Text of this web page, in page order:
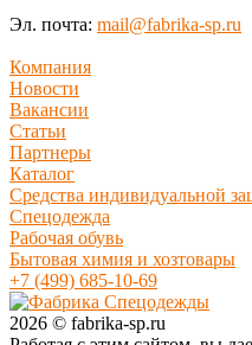
Эл. почта: mail@fabrika-sp.ru
Компания
Новости
Вакансии
Статьи
Партнеры
Каталог
Средства индивидуальной
Спецодежда
Рабочая обувь
Бытовая химия и хозтовары
+7 (499) 685-10-69
2026 © fabrika-sp.ru